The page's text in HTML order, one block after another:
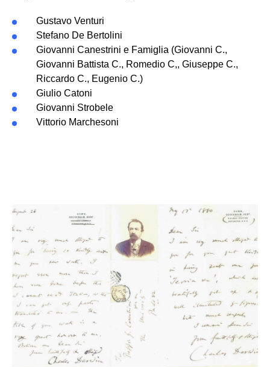
Gustavo Venturi
Stefano De Bertolini
Giovanni Canestrini e Famiglia (Giovanni C.,
Giovanni Battista C., Romedio C,, Giuseppe C.,
Riccardo C., Eugenio C.)
Giulio Catoni
Giovanni Strobele
Vittorio Marchesoni